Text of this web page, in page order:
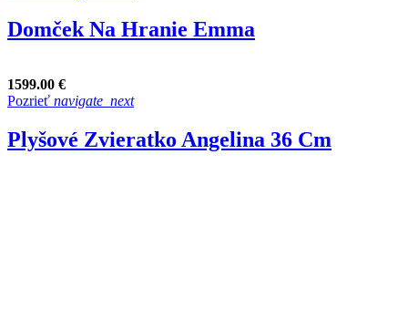
Domček Na Hranie Emma
1599.00 €
Pozrieť navigate_next
Plyšové Zvieratko Angelina 36 Cm